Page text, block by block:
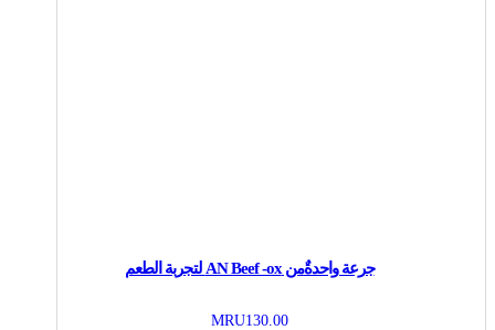
جرعة واحدةٌمن AN Beef -ox لتجربة الطعم
MRU130.00